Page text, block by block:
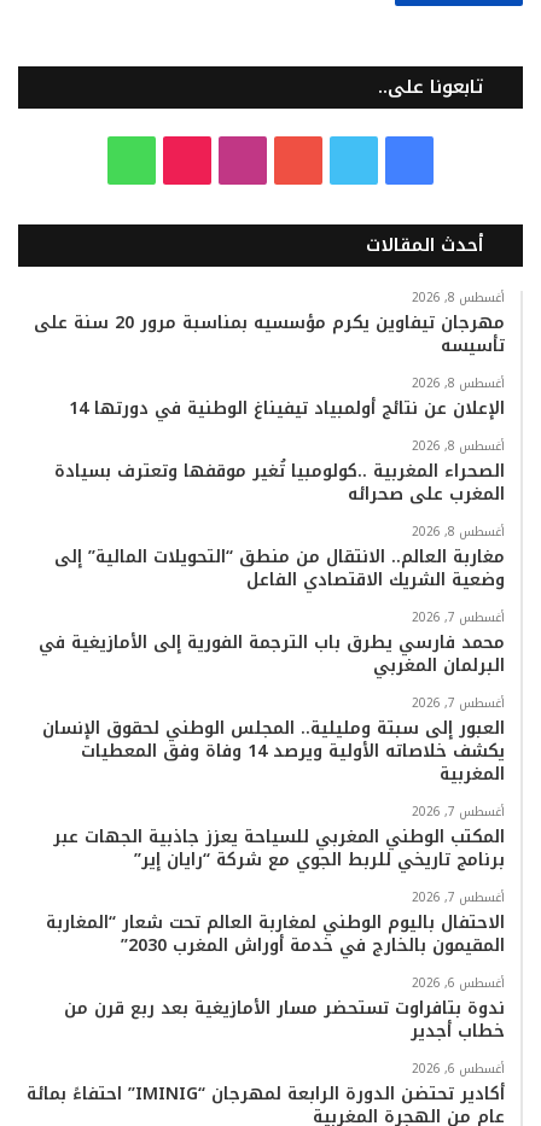
تابعونا على..
س
ك
ي
ت
ب
س
ت
ر
k
k
ت
ب
أحدث المقالات
أغسطس 8, 2026
مهرجان تيفاوين يكرم مؤسسيه بمناسبة مرور 20 سنة على
تأسيسه
أغسطس 8, 2026
الإعلان عن نتائج أولمبياد تيفيناغ الوطنية في دورتها 14
أغسطس 8, 2026
الصحراء المغربية ..كولومبيا تُغير موقفها وتعترف بسيادة
المغرب على صحرائه
أغسطس 8, 2026
مغاربة العالم.. الانتقال من منطق “التحويلات المالية” إلى
وضعية الشريك الاقتصادي الفاعل
أغسطس 7, 2026
محمد فارسي يطرق باب الترجمة الفورية إلى الأمازيغية في
البرلمان المغربي
أغسطس 7, 2026
العبور إلى سبتة ومليلية.. المجلس الوطني لحقوق الإنسان
يكشف خلاصاته الأولية ويرصد 14 وفاة وفق المعطيات
المغربية
أغسطس 7, 2026
المكتب الوطني المغربي للسياحة يعزز جاذبية الجهات عبر
برنامج تاريخي للربط الجوي مع شركة “رايان إير”
أغسطس 7, 2026
الاحتفال باليوم الوطني لمغاربة العالم تحت شعار “المغاربة
المقيمون بالخارج في خدمة أوراش المغرب 2030”
أغسطس 6, 2026
ندوة بتافراوت تستحضر مسار الأمازيغية بعد ربع قرن من
خطاب أجدير
أغسطس 6, 2026
أكادير تحتضن الدورة الرابعة لمهرجان “IMINIG” احتفاءً بمائة
عام من الهجرة المغربية